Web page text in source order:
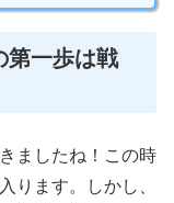
第一歩は戦
ましたね！この時
ります。しかし、